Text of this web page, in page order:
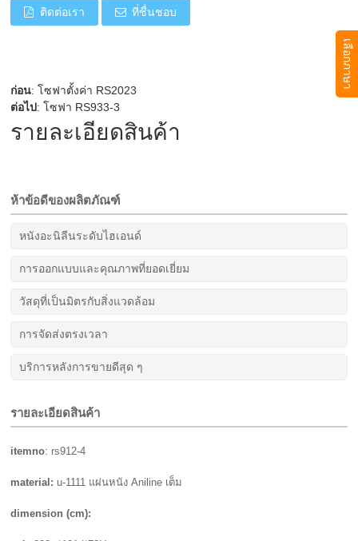
ติดต่อเรา ที่ชื่นชอบ
ก่อน:โซฟาตั้งค่า RS2023
ต่อไป:โซฟา RS933-3
รายละเอียดสินค้า
ห้าข้อดีของผลิตภัณฑ์
หนังอะนิลีนระดับไฮเอนด์
การออกแบบและคุณภาพที่ยอดเยี่ยม
วัสดุที่เป็นมิตรกับสิ่งแวดล้อม
การจัดส่งตรงเวลา
บริการหลังการขายดีสุด ๆ
รายละเอียดสินค้า
itemno: rs912-4
material: u-1111 แผ่นหนัง Aniline เต็ม
dimension (cm):
เลือกภาษา